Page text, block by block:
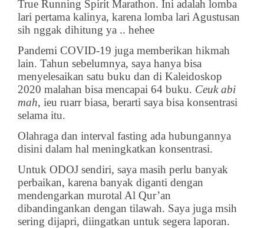
True Running Spirit Marathon. Ini adalah lomba
lari pertama kalinya, karena lomba lari Agustusan
sih nggak dihitung ya .. hehee
Pandemi COVID-19 juga memberikan hikmah
lain. Tahun sebelumnya, saya hanya bisa
menyelesaikan satu buku dan di Kaleidoskop
2020 malahan bisa mencapai 64 buku. Ceuk abi
mah, ieu ruarr biasa, berarti saya bisa konsentrasi
selama itu.
Olahraga dan interval fasting ada hubungannya
disini dalam hal meningkatkan konsentrasi.
Untuk ODOJ sendiri, saya masih perlu banyak
perbaikan, karena banyak diganti dengan
mendengarkan murotal Al Qur’an
dibandingankan dengan tilawah. Saya juga msih
sering dijapri, diingatkan untuk segera laporan.